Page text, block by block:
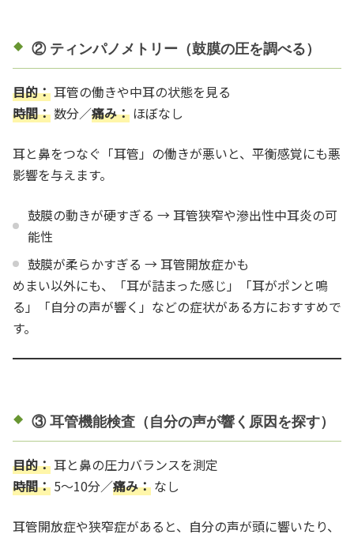
② ティンパノメトリー（鼓膜の圧を調べる）
目的：耳管の働きや中耳の状態を見る
時間：数分／痛み： ほぼなし
耳と鼻をつなぐ「耳管」の働きが悪いと、平衡感覚にも悪
影響を与えます。
鼓膜の動きが硬すぎる → 耳管狭窄や滲出性中耳炎の可
能性
鼓膜が柔らかすぎる → 耳管開放症かも
めまい以外にも、「耳が詰まった感じ」「耳がポンと鳴
る」「自分の声が響く」などの症状がある方におすすめで
す。
③ 耳管機能検査（自分の声が響く原因を探す）
目的：耳と鼻の圧力バランスを測定
時間： 5〜10分／痛み： なし
耳管開放症や狭窄症があると、自分の声が頭に響いたり、